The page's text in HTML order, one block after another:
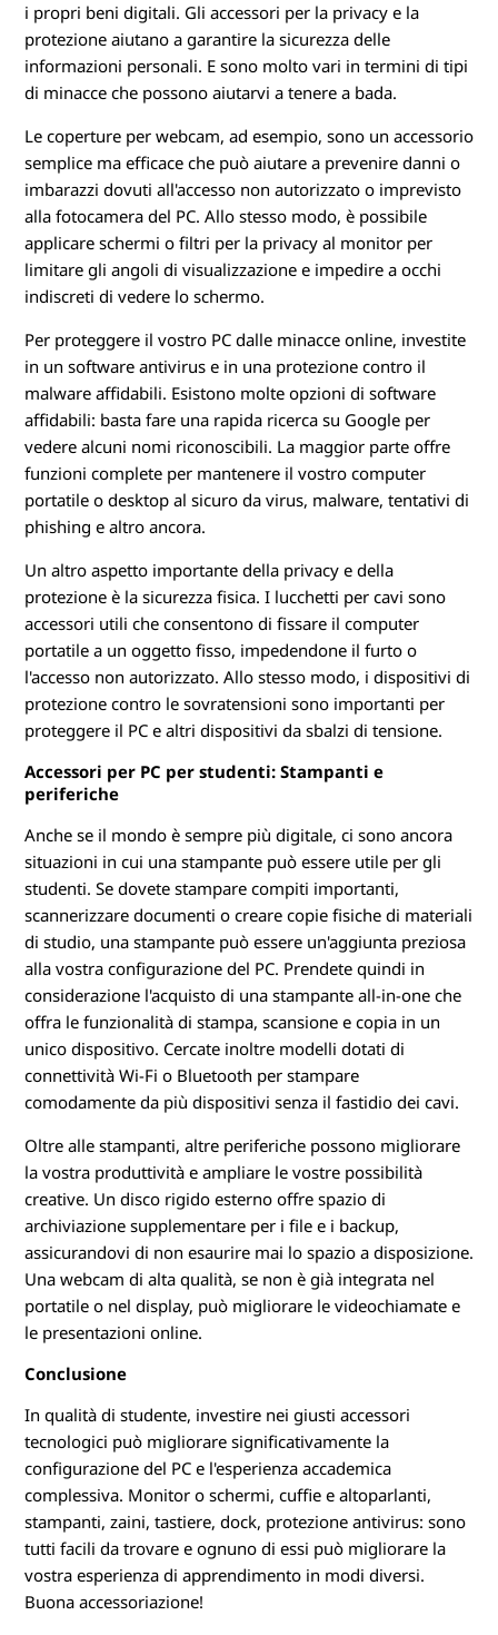
i propri beni digitali. Gli accessori per la privacy e la
protezione aiutano a garantire la sicurezza delle
informazioni personali. E sono molto vari in termini di tipi
di minacce che possono aiutarvi a tenere a bada.
Le coperture per webcam, ad esempio, sono un accessorio
semplice ma efficace che può aiutare a prevenire danni o
imbarazzi dovuti all'accesso non autorizzato o imprevisto
alla fotocamera del PC. Allo stesso modo, è possibile
applicare schermi o filtri per la privacy al monitor per
limitare gli angoli di visualizzazione e impedire a occhi
indiscreti di vedere lo schermo.
Per proteggere il vostro PC dalle minacce online, investite
in un software antivirus e in una protezione contro il
malware affidabili. Esistono molte opzioni di software
affidabili: basta fare una rapida ricerca su Google per
vedere alcuni nomi riconoscibili. La maggior parte offre
funzioni complete per mantenere il vostro computer
portatile o desktop al sicuro da virus, malware, tentativi di
phishing e altro ancora.
Un altro aspetto importante della privacy e della
protezione è la sicurezza fisica. I lucchetti per cavi sono
accessori utili che consentono di fissare il computer
portatile a un oggetto fisso, impedendone il furto o
l'accesso non autorizzato. Allo stesso modo, i dispositivi di
protezione contro le sovratensioni sono importanti per
proteggere il PC e altri dispositivi da sbalzi di tensione.
Accessori per PC per studenti: Stampanti e
periferiche
Anche se il mondo è sempre più digitale, ci sono ancora
situazioni in cui una stampante può essere utile per gli
studenti. Se dovete stampare compiti importanti,
scannerizzare documenti o creare copie fisiche di materiali
di studio, una stampante può essere un'aggiunta preziosa
alla vostra configurazione del PC. Prendete quindi in
considerazione l'acquisto di una stampante all-in-one che
offra le funzionalità di stampa, scansione e copia in un
unico dispositivo. Cercate inoltre modelli dotati di
connettività Wi-Fi o Bluetooth per stampare
comodamente da più dispositivi senza il fastidio dei cavi.
Oltre alle stampanti, altre periferiche possono migliorare
la vostra produttività e ampliare le vostre possibilità
creative. Un disco rigido esterno offre spazio di
archiviazione supplementare per i file e i backup,
assicurandovi di non esaurire mai lo spazio a disposizione.
Una webcam di alta qualità, se non è già integrata nel
portatile o nel display, può migliorare le videochiamate e
le presentazioni online.
Conclusione
In qualità di studente, investire nei giusti accessori
tecnologici può migliorare significativamente la
configurazione del PC e l'esperienza accademica
complessiva. Monitor o schermi, cuffie e altoparlanti,
stampanti, zaini, tastiere, dock, protezione antivirus: sono
tutti facili da trovare e ognuno di essi può migliorare la
vostra esperienza di apprendimento in modi diversi.
Buona accessoriazione!